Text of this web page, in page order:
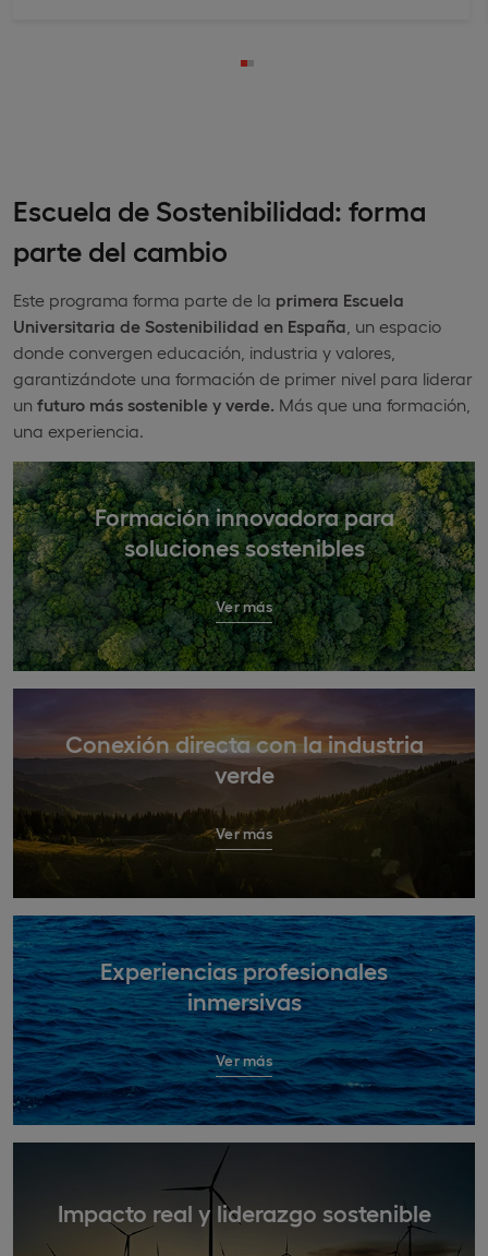
Escuela de Sostenibilidad: forma
parte del cambio
Este programa forma parte de la primera Escuela
Universitaria de Sostenibilidad en España , un espacio
donde convergen educación, industria y valores,
garantizándote una formación de primer nivel para liderar
un futuro más sostenible y verde. Más que una formación,
una experiencia.
Formación innovadora para
soluciones sostenibles
Ver más
Conexión directa con la industria
verde
Ver más
Experiencias profesionales
inmersivas
Ver más
Impacto real y liderazgo sostenible